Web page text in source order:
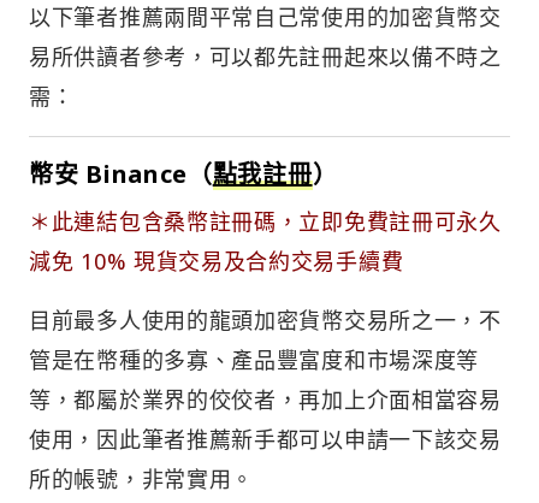
以下筆者推薦兩間平常自己常使用的加密貨幣交
易所供讀者參考，可以都先註冊起來以備不時之
需：
幣安 Binance（點我註冊）
＊此連結包含桑幣註冊碼，立即免費註冊可永久
減免 10% 現貨交易及合約交易手續費
目前最多人使用的龍頭加密貨幣交易所之一，不
管是在幣種的多寡、產品豐富度和市場深度等
等，都屬於業界的佼佼者，再加上介面相當容易
使用，因此筆者推薦新手都可以申請一下該交易
所的帳號，非常實用。